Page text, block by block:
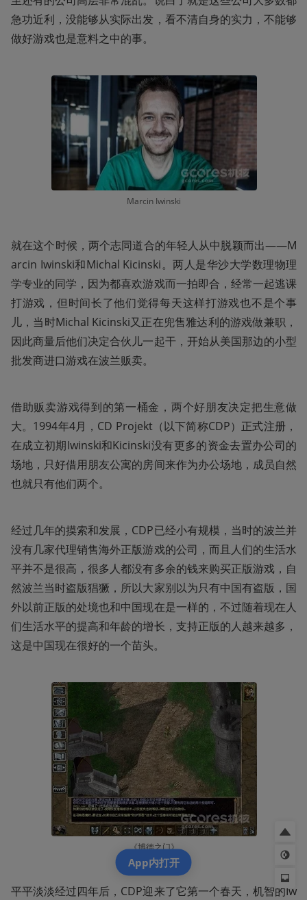
急功近利，没能够从实际出发，看不清自身的实力，不能够
做好游戏也是意料之中的事。
Marcin Iwinski
就在这个时候，两个志同道合的年轻人从中脱颖而出——M
arcin Iwinski和Michal Kicinski。两人是华沙大学数理物理
学专业的同学，因为都喜欢游戏而一拍即合，经常一起逃课
打游戏，但时间长了他们觉得每天这样打游戏也不是个事
儿，当时Michal Kicinski又正在兜售雅达利的游戏做兼职，
因此商量后他们决定合伙儿一起干，开始从美国那边的小型
批发商进口游戏在波兰贩卖。
借助贩卖游戏得到的第一桶金，两个好朋友决定把生意做
大。1994年4月，CD Projekt（以下简称CDP）正式注册，
在成立初期Iwinski和Kicinski没有更多的资金去置办公司的
场地，只好借用朋友公寓的房间来作为办公场地，成员自然
也就只有他们两个。
经过几年的摸索和发展，CDP已经小有规模，当时的波兰并
没有几家代理销售海外正版游戏的公司，而且人们的生活水
平并不是很高，很多人都没有多余的钱来购买正版游戏，自
然波兰当时盗版猖獗，所以大家别以为只有中国有盗版，国
外以前正版的处境也和中国现在是一样的，不过随着现在人
们生活水平的提高和年龄的增长，支持正版的人越来越多，
这是中国现在很好的一个苗头。
《博德之门》
平平淡淡经过四年后，CDP迎来了它第一个春天，机智的Iw
App内打开